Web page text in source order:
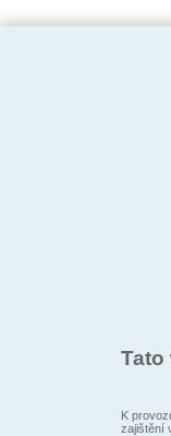
Tato
K
zajištění